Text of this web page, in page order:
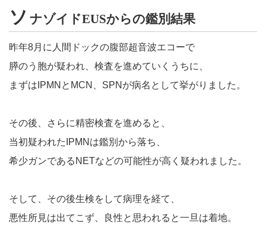
ソ ナゾイドEUSからの鑑別結果
昨年8月に人間ドックの腹部超音波エコーで
膵のう胞が疑われ、検査を進めていくうちに、
まずはIPMNとMCN、SPNが病名として挙がりました。
その後、さらに精密検査を進めると、
当初疑われたIPMNは鑑別から落ち、
希少ガンであるNETなどの可能性が高く疑われました。
そして、その後生検をして病理を経て、
悪性所見は出てこず、良性と思われると一旦は着地。